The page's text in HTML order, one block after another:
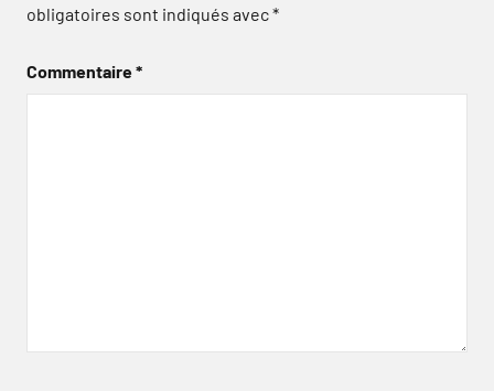
obligatoires sont indiqués avec*
Commentaire*